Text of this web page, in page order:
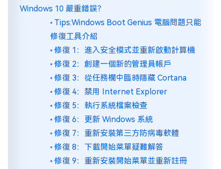
Windows 10 嚴重錯誤？
Tips:Windows Boot Genius 電腦問題只能
修復工具介紹
修復 1：進入安全模式並重新啟動計算機
修復 2：創建一個新的管理員帳戶
修復 3：從任務欄中臨時隱藏 Cortana
修復 4：禁用 Internet Explorer
修復 5：執行系統檔案檢查
修復 6：更新 Windows 系統
修復 7：重新安裝第三方防病毒軟體
修復 8：下載開始菜單疑難解答
修復 9：重新安裝開始菜單並重新註冊